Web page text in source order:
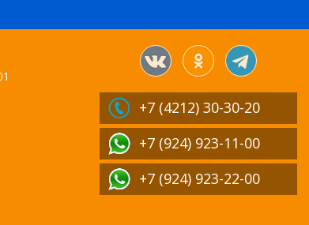
+7 (4212) 30-30-20
+7 (924) 923-11-00
+7 (924) 923-22-00